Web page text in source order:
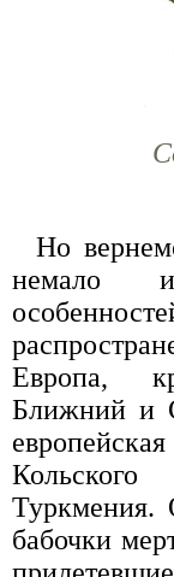
Но
немало
Европа,
Ближний и
Кольского
Туркмения.
бабочки